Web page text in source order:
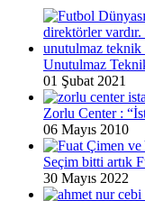
Unutulmaz
01 Şubat 2021
Zorlu Center :
06 Mayıs 2010
Seçim bitti artık
30 Mayıs 2022